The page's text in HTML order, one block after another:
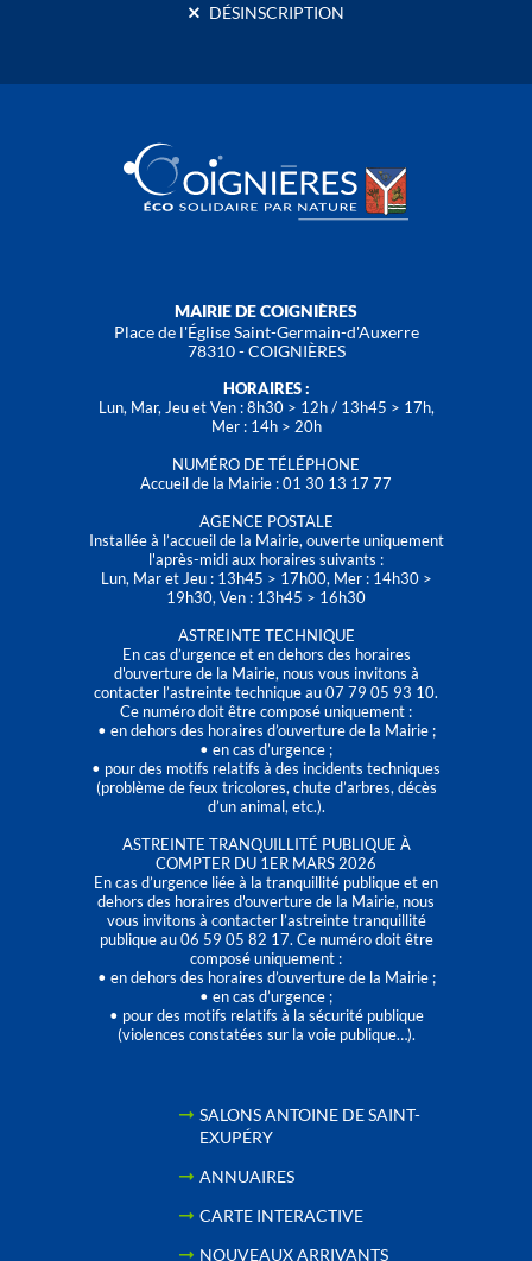
DÉSINSCRIPTION
MAIRIE DE COIGNIÈRES
Place de l'Église Saint-Germain-d'Auxerre
78310 - COIGNIÈRES
HORAIRES :
Lun, Mar, Jeu et Ven : 8h30 > 12h / 13h45 > 17h,
Mer : 14h > 20h
NUMÉRO DE TÉLÉPHONE
Accueil de la Mairie : 01 30 13 17 77
AGENCE POSTALE
Installée à l’accueil de la Mairie, ouverte uniquement
l'après-midi aux horaires suivants :
Lun, Mar et Jeu : 13h45 > 17h00, Mer : 14h30 >
19h30, Ven : 13h45 > 16h30
ASTREINTE TECHNIQUE
En cas d’urgence et en dehors des horaires
d'ouverture de la Mairie, nous vous invitons à
contacter l’astreinte technique au 07 79 05 93 10.
Ce numéro doit être composé uniquement :
• en dehors des horaires d’ouverture de la Mairie ;
• en cas d’urgence ;
• pour des motifs relatifs à des incidents techniques
(problème de feux tricolores, chute d’arbres, décès
d’un animal, etc.).
ASTREINTE TRANQUILLITÉ PUBLIQUE À
COMPTER DU 1ER MARS 2026
En cas d’urgence liée à la tranquillité publique et en
dehors des horaires d'ouverture de la Mairie, nous
vous invitons à contacter l’astreinte tranquillité
publique au 06 59 05 82 17. Ce numéro doit être
composé uniquement :
• en dehors des horaires d’ouverture de la Mairie ;
• en cas d’urgence ;
• pour des motifs relatifs à la sécurité publique
(violences constatées sur la voie publique…).
SALONS ANTOINE DE SAINT-
EXUPÉRY
ANNUAIRES
CARTE INTERACTIVE
NOUVEAUX ARRIVANTS